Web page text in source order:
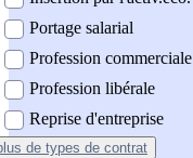
Portage salarial
Profession commerciale
Profession libérale
Reprise d'entreprise
de types de contrat